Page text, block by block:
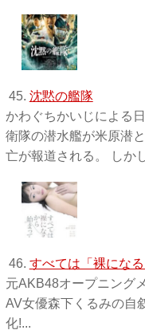
45. 沈黙の艦隊
かわぐちかいじによる
衛隊の潜水艦が米原潜
亡が報道される。 しか
46. すべては「裸にな
元AKB48オープニング
AV女優森下くるみの自
化!...